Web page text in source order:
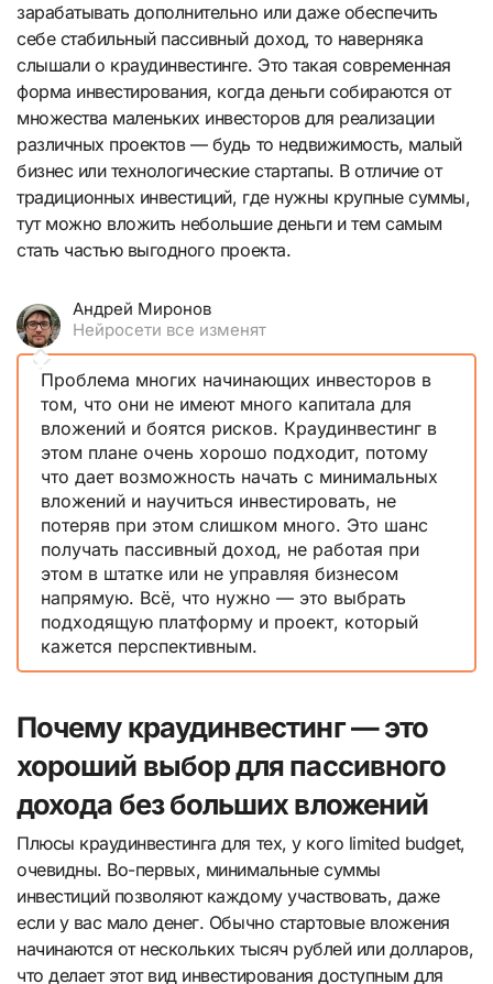
зарабатывать дополнительно или даже обеспечить
себе стабильный пассивный доход, то наверняка
слышали о краудинвестинге. Это такая современная
форма инвестирования, когда деньги собираются от
множества маленьких инвесторов для реализации
различных проектов — будь то недвижимость, малый
бизнес или технологические стартапы. В отличие от
традиционных инвестиций, где нужны крупные суммы,
тут можно вложить небольшие деньги и тем самым
стать частью выгодного проекта.
Андрей Миронов
Нейросети все изменят
Проблема многих начинающих инвесторов в
том, что они не имеют много капитала для
вложений и боятся рисков. Краудинвестинг в
этом плане очень хорошо подходит, потому
что дает возможность начать с минимальных
вложений и научиться инвестировать, не
потеряв при этом слишком много. Это шанс
получать пассивный доход, не работая при
этом в штатке или не управляя бизнесом
напрямую. Всё, что нужно — это выбрать
подходящую платформу и проект, который
кажется перспективным.
Почему краудинвестинг — это
хороший выбор для пассивного
дохода без больших вложений
Плюсы краудинвестинга для тех, у кого limited budget,
очевидны. Во-первых, минимальные суммы
инвестиций позволяют каждому участвовать, даже
если у вас мало денег. Обычно стартовые вложения
начинаются от нескольких тысяч рублей или долларов,
что делает этот вид инвестирования доступным для